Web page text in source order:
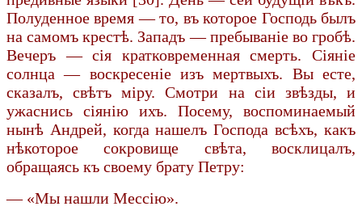
Полуденное время — то, въ которое Господь былъ
на самомъ крестѣ. Западъ — пребываніе во гробѣ.
Вечеръ — сія кратковременная смерть. Сіяніе
солнца — воскресеніе изъ мертвыхъ. Вы есте,
сказалъ, свѣтъ міру. Смотри на сіи звѣзды, и
ужаснись сіянію ихъ. Посему, воспоминаемый
нынѣ Андрей, когда нашелъ Господа всѣхъ, какъ
нѣкоторое сокровище свѣта, восклицалъ,
обращаясь къ своему брату Петру:
— «Мы нашли Мессію».